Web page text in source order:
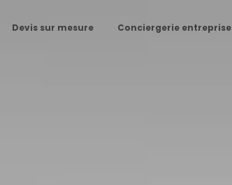
Devis sur mesure Conciergerie entreprise